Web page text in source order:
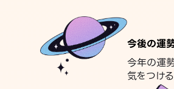
今後の運
今年の運
気をつけ